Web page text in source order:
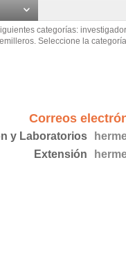
categorías:
Seleccione la
Correos
y Laboratorios
Extensión